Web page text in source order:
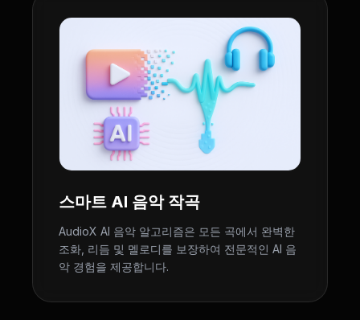
스마트 AI 음악 작곡
AudioX AI 음악 알고리즘은 모든 곡에서 완벽한
조화, 리듬 및 멜로디를 보장하여 전문적인 AI 음
악 경험을 제공합니다.